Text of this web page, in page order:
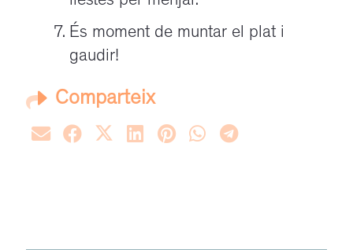
És moment de muntar el plat i
gaudir!
Comparteix